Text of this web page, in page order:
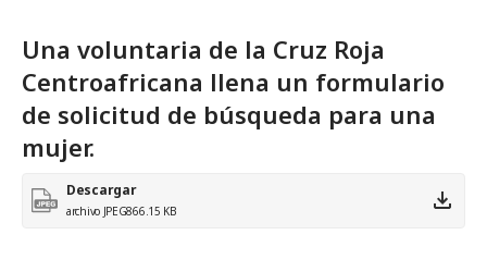
Una voluntaria de la Cruz Roja
Centroafricana llena un formulario
de solicitud de búsqueda para una
mujer.
Descargar
archivo JPEG866.15 KB